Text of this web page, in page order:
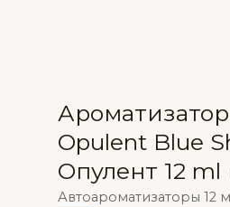
Opulent Blue
Опулент 12 ml
Автоароматизаторы 12